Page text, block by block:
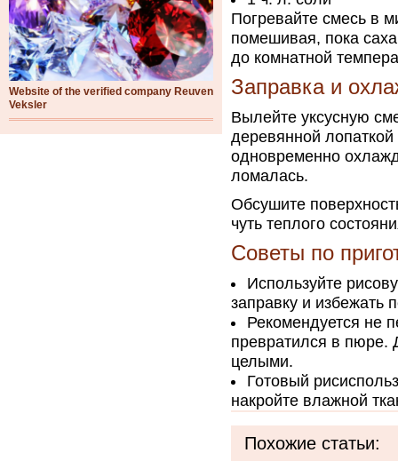
Website of the verified company Reuven
Veksler
Погревайте смесь в
помешивая, пока
до комнатной
Заправка и
Вылейте уксусную
деревянной
одновременно
ломалась.
Обсушите
чуть теплого
Советы по
Используйте
заправку и избежать
Рекомендуется не
превратился в пюре.
целыми.
Готовый
накройте влажной
Похожие статьи: